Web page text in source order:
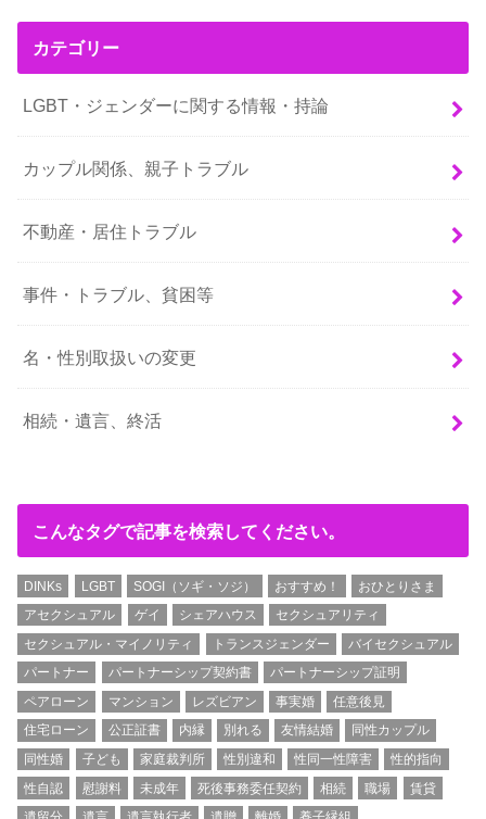
カテゴリー
LGBT・ジェンダーに関する情報・持論
カップル関係、親子トラブル
不動産・居住トラブル
事件・トラブル、貧困等
名・性別取扱いの変更
相続・遺言、終活
こんなタグで記事を検索してください。
DINKs LGBT SOGI（ソギ・ソジ） おすすめ！
おひとりさま
アセクシュアル
ゲイ シェアハウス
セクシュアリティ
セクシュアル・マイノリティ
トランスジェンダー
バイセクシュアル
パートナー
パートナーシップ契約書
パートナーシップ証明
ペアローン
マンション レズビアン 事実婚
任意後見
住宅ローン
公正証書 内縁 別れる 友情結婚
同性カップル
同性婚
子ども 家庭裁判所 性別違和 性同一性障害
性的指向
性自認
慰謝料 未成年 死後事務委任契約 相続 職場
賃貸